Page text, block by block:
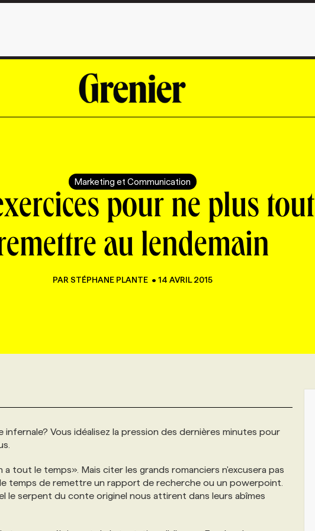
Marketing et Communication
pour ne plus tout
au lendemain
PAR STÉPHANE PLANTE • 14 AVRIL 2015
Vous idéalisez la pression des dernières minutes pour
tout le temps». Mais citer les grands romanciers n'excusera pas
temps de remettre un rapport de recherche ou un powerpoint.
serpent du conte originel nous attirent dans leurs abîmes